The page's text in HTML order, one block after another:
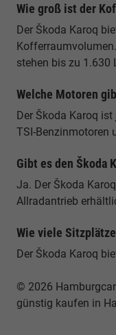
Wie groß ist der
Der Škoda Karoq
stehen bis zu 1.630
Welche Motoren
Der Škoda Karoq
TSI-Benzinmotoren
Gibt es den Škoda
Ja. Der Škoda
Allradantrieb
Wie viele
Der Škoda Karoq
© 2026
günstig kaufen in